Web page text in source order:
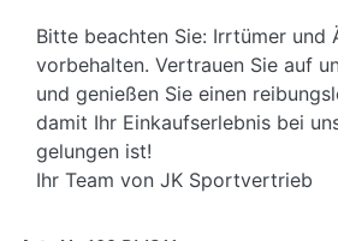
Bitte beachten Sie: Irrtümer und
vorbehalten. Vertrauen Sie auf
und genießen Sie einen
damit Ihr Einkaufserlebnis bei
gelungen ist!
Ihr Team von JK Sportvertrieb